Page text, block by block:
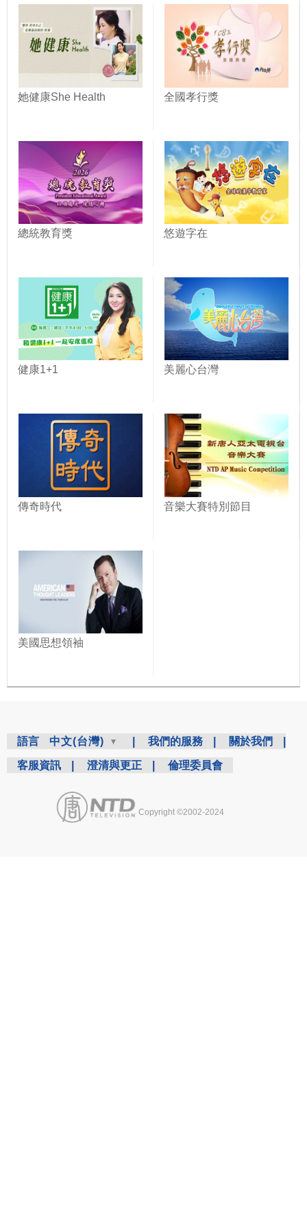
她健康She Health 全國孝行獎
總統教育獎 悠遊字在
健康1+1 美麗心台灣
傳奇時代 音樂大賽特別節目
美國思想領袖
語言 中文(台灣) 我們的服務 關於我們
客服資訊 澄清與更正 倫理委員會
Copyright ©2002-2024